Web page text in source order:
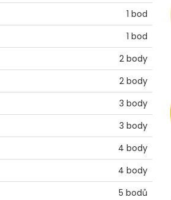
1 bod
1 bod
2 body
2 body
3 body
3 body
4 body
4 body
5 bodů